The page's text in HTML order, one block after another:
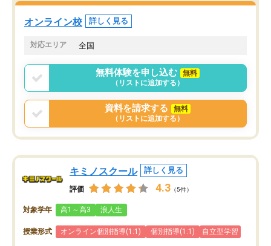
オンラインツールを使用した単語帳の
共有があり宿題もそちらで出される形
でした。
言う事で講師変更の申し出があり、あ
まりに短期での変更だった為、塾に通
う事にして退会しました。遅れも取り
戻せ、授業内容や講師の方は良かった
と思います。
くなってきたようなので
オンライン校 詳しく見る
対応エリア 全国
無料体験を申し込む
無料
（リストに追加する）
資料を請求する
無料
（リストに追加する）
キミノスクール 詳しく見る
評価 4.3 （5件）
対象学年 高1～高3 浪人生
授業形式 オンライン個別指導(1:1) 個別指導(1:1) 自立型学習